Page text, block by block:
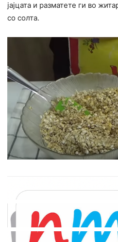
јајцата и разматете ги во
со солта.